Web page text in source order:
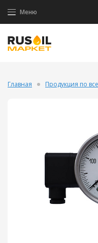
Меню
Главная Продукция по